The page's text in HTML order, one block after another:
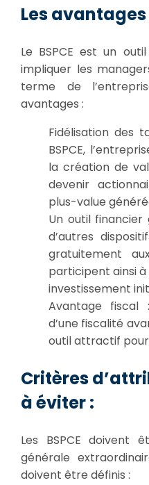
Les avantages
Le BSPCE est un
impliquer les
terme de
avantages :
Fidélisation des
BSPCE,
la création de
devenir
plus-value
Un outil
d’autres
gratuitement
participent ainsi
investissement
Avantage fiscal
d’une fiscalité
outil attractif pour
Critères
à éviter :
Les BSPCE doivent
générale
doivent être définis :